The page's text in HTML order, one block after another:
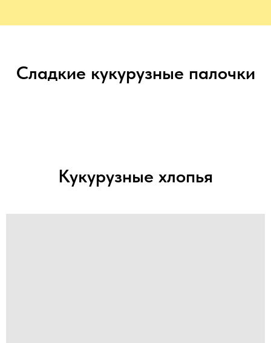
Сладкие кукурузные палочки
Кукурузные хлопья